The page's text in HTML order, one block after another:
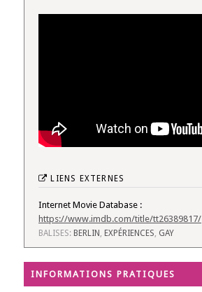
LIENS EXTERNES
Internet Movie Database :
https://www.imdb.com/title/tt26389817/
BALISES: BERLIN , EXPÉRIENCES, GAY
INFORMATIONS PRATIQUES